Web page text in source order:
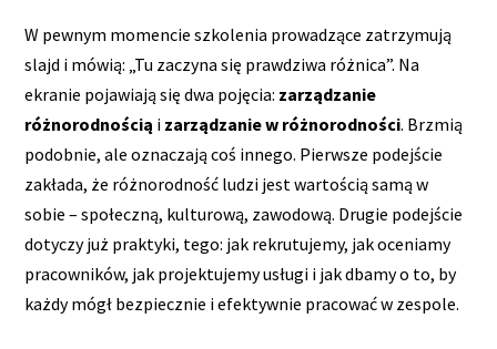
W pewnym momencie szkolenia prowadzące zatrzymują
slajd i mówią: „Tu zaczyna się prawdziwa różnica”. Na
ekranie pojawiają się dwa pojęcia: zarządzanie
różnorodnością i zarządzanie w różnorodności. Brzmią
podobnie, ale oznaczają coś innego. Pierwsze podejście
zakłada, że różnorodność ludzi jest wartością samą w
sobie – społeczną, kulturową, zawodową. Drugie podejście
dotyczy już praktyki, tego: jak rekrutujemy, jak oceniamy
pracowników, jak projektujemy usługi i jak dbamy o to, by
każdy mógł bezpiecznie i efektywnie pracować w zespole.